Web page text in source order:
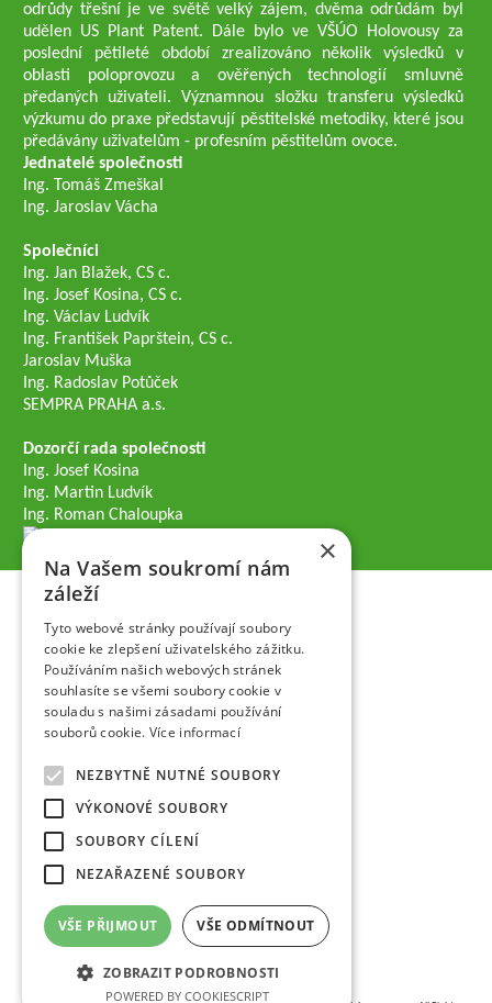
odrůdy třešní je ve světě velký zájem, dvěma odrůdám byl
udělen US Plant Patent. Dále bylo ve VŠÚO Holovousy za
poslední pětileté období zrealizováno několik výsledků v
oblasti poloprovozu a ověřených technologií smluvně
předaných uživateli. Významnou složku transferu výsledků
výzkumu do praxe představují pěstitelské metodiky, které jsou
předávány uživatelům - profesním pěstitelům ovoce.
Jednatelé společnosti
Ing. Tomáš Zmeškal
Ing. Jaroslav Vácha
Společníci
Ing. Jan Blažek, CS c.
Ing. Josef Kosina, CS c.
Ing. Václav Ludvík
Ing. František Paprštein, CS c.
Jaroslav Muška
Ing. Radoslav Potůček
SEMPRA PRAHA a.s.
Dozorčí rada společnosti
Ing. Josef Kosina
Ing. Martin Ludvík
Ing. Roman Chaloupka
×
Na Vašem soukromí nám
záleží
Tyto webové stránky používají soubory
cookie ke zlepšení uživatelského zážitku.
Používáním našich webových stránek
souhlasíte se všemi soubory cookie v
souladu s našimi zásadami používání
souborů cookie. Více informací
NEZBYTNĚ NUTNÉ SOUBORY
VÝKONOVÉ SOUBORY
SOUBORY CÍLENÍ
NEZAŘAZENÉ SOUBORY
VŠE PŘIJMOUT VŠE ODMÍTNOUT
ZOBRAZIT PODROBNOSTI
POWERED BY COOKIESCRIPT